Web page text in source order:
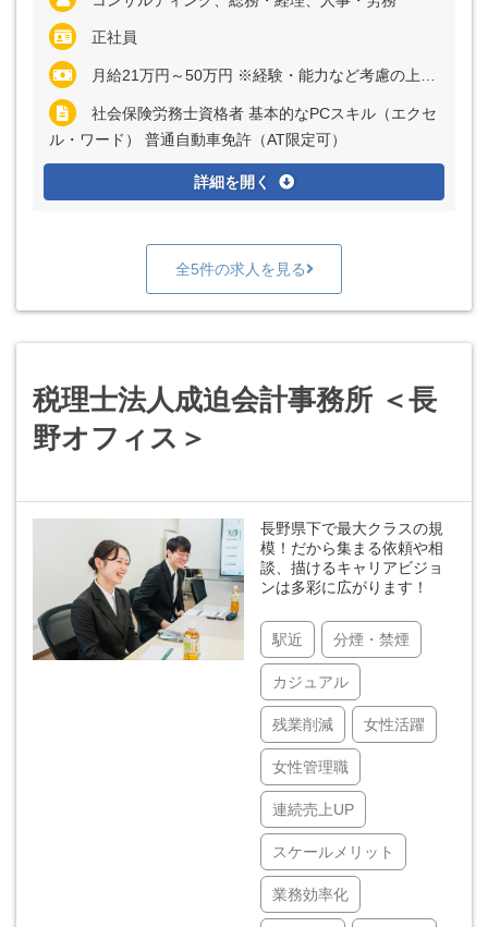
正社員
月給21万円～50万円 ※経験・能力など考慮の上、決定いたします ※残業代は全額支給
社会保険労務士資格者 基本的なPCスキル（エクセ
ル・ワード） 普通自動車免許（AT限定可）
詳細を開く
全5件の求人を見る
税理士法人成迫会計事務所 ＜長
野オフィス＞
長野県下で最大クラスの規
模！だから集まる依頼や相
談、描けるキャリアビジョ
ンは多彩に広がります！
駅近 分煙・禁煙
カジュアル
残業削減 女性活躍
女性管理職
連続売上UP
スケールメリット
業務効率化